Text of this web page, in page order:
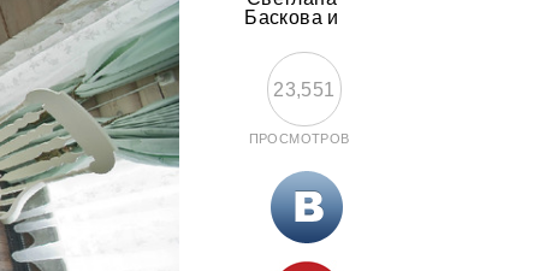
Баскова и
23,551
ПРОСМОТРОВ